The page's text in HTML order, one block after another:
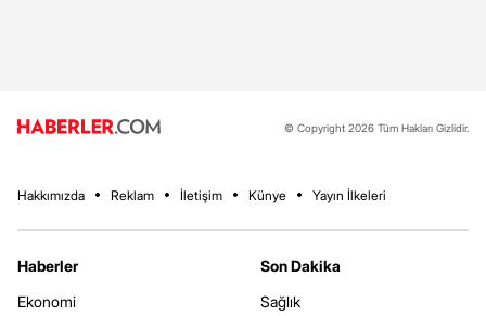
© Copyright 2026 Tüm Hakları Gizlidir.
Hakkımızda Reklam İletişim Künye Yayın İlkeleri
Haberler
Ekonomi
Son Dakika
Sağlık